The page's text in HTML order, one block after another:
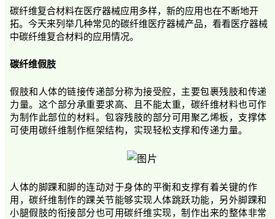
碳纤维复合材料在医疗器械应用多样，新的应用也在不断地开
拓。今天来列举几种常见的碳纤维医疗器械产品，看看医疗器械
中碳纤维复合材料的应用情况。
碳纤维假肢
假肢和人体的链接传递部分称为接受腔，主要包裹残肢和传递
力量。这个部分承重要求高、且不能太重，碳纤维材料也可作
为制作此部位的材料。包容残肢的部分可用聚乙烯板，支撑体
可使用碳纤维制作框架结构，实现轻松支撑和传递力量。
人体的脚踝和脚的连动对于身体的平衡和支撑有着关键的作
用，碳纤维制作的踝关节能够实现人体跳跃功能，另外脚踝和
小腿假肢的衔接部分也可用碳纤维实现，制作出来的整体非常